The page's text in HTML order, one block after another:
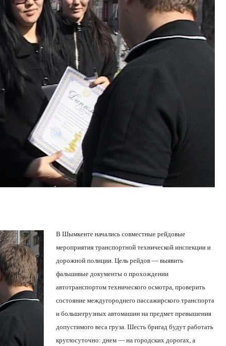
В Шымкенте начались совместные рейдовые
мероприятия транспортной технической инспекции и
дорожной полиции. Цель рейдов — выявить
фальшивые документы о прохождении
автотранспортом технического осмотра, проверить
состояние междугороднего пассажирского транспорта
и большегрузных автомашин на предмет превышения
допустимого веса груза. Шесть бригад будут работать
круглосуточно: днем — на городских дорогах, а